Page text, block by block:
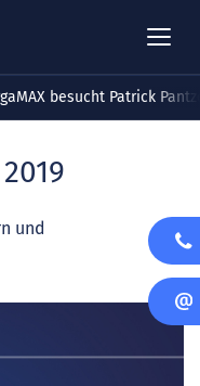
besucht Patrick
und